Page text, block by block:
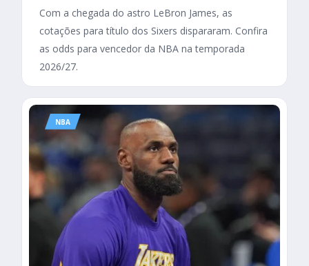
Com a chegada do astro LeBron James, as
cotações para título dos Sixers dispararam. Confira
as odds para vencedor da NBA na temporada
2026/27.
NBA